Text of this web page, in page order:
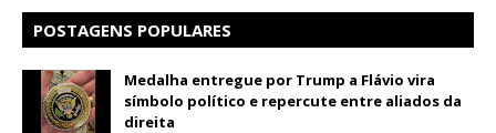
POSTAGENS POPULARES
Medalha entregue por Trump a Flávio vira
símbolo político e repercute entre aliados da
direita